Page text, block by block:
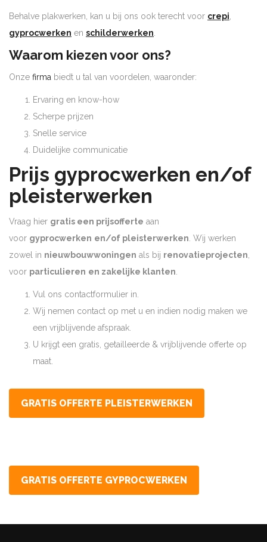
Behalve plakwerken, kan u bij ons ook terecht voor crepi,
gyprocwerken en schilderwerken.
Waarom kiezen voor ons?
Onze firma biedt u tal van voordelen, waaronder:
Ervaring en know-how
Scherpe prijzen
Snelle service
Duidelijke communicatie
Prijs gyprocwerken en/of
pleisterwerken
Vraag hier gratis een prijsofferte aan
voor gyprocwerken en/of pleisterwerken. Wij werken
zowel in nieuwbouwwoningen als bij renovatieprojecten,
voor particulieren en zakelijke klanten.
Vul ons contactformulier in.
Wij nemen contact op met u en indien nodig maken we
een vrijblijvende afspraak.
U krijgt een gratis, getailleerde & vrijblijvende offerte op
maat.
GRATIS OFFERTE PLEISTERWERKEN
GRATIS OFFERTE GYPROCWERKEN